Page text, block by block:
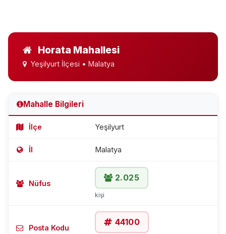
Horata Mahallesi
Yeşilyurt İlçesi • Malatya
Mahalle Bilgileri
İlçe Yeşilyurt
İl Malatya
Nüfus
2.025
kişi
Posta Kodu
44100